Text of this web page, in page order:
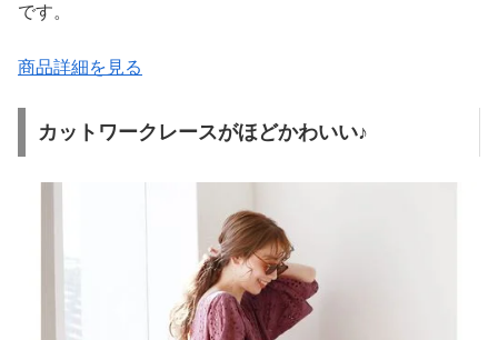
です。
商品詳細を見る
カットワークレースがほどかわいい♪